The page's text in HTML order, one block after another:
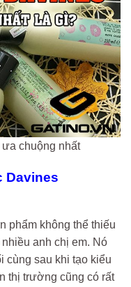
chuộng nhất
Davines
phẩm không thể thiếu
anh chị em. Nó
sau khi tạo kiểu
thị trường cũng có rất